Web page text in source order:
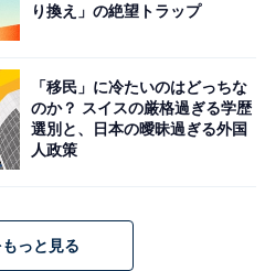
り換え」の絶望トラップ
「移民」に冷たいのはどっちな
のか？ スイスの厳格過ぎる学歴
選別と、日本の曖昧過ぎる外国
人政策
っと見る